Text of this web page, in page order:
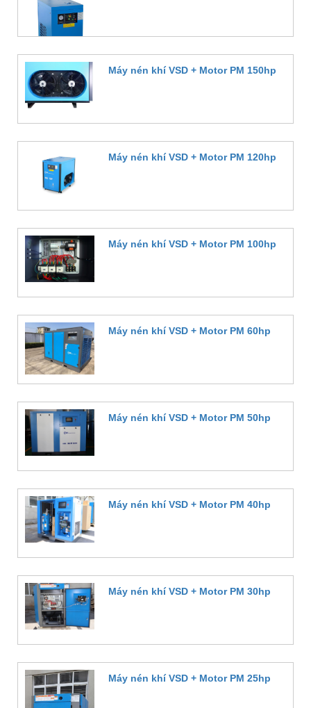
Máy nén khí VSD + Motor PM 150hp
Máy nén khí VSD + Motor PM 120hp
Máy nén khí VSD + Motor PM 100hp
Máy nén khí VSD + Motor PM 60hp
Máy nén khí VSD + Motor PM 50hp
Máy nén khí VSD + Motor PM 40hp
Máy nén khí VSD + Motor PM 30hp
Máy nén khí VSD + Motor PM 25hp